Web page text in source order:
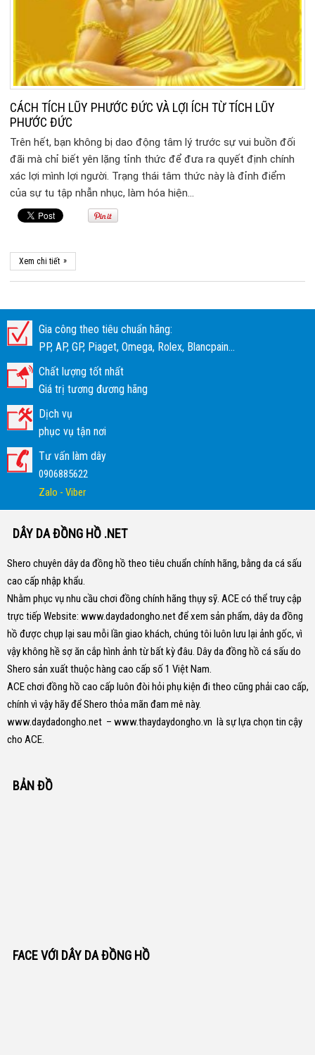
CÁCH TÍCH LŨY PHƯỚC ĐỨC VÀ LỢI ÍCH TỪ TÍCH LŨY
PHƯỚC ĐỨC
Trên hết, bạn không bị dao động tâm lý trước sự vui buồn đối
đãi mà chỉ biết yên lặng tỉnh thức để đưa ra quyết định chính
xác lợi mình lợi người. Trạng thái tâm thức này là đỉnh điểm
của sự tu tập nhẫn nhục, làm hóa hiện…
Xem chi tiết »
Gia công theo tiêu chuẩn hãng:
PP, AP, GP, Piaget, Omega, Rolex, Blancpain...
Chất lượng tốt nhất
Giá trị tương đương hãng
Dịch vụ
phục vụ tận nơi
Tư vấn làm dây
0906885622
Zalo - Viber
DÂY DA ĐỒNG HỒ .NET
Shero chuyên dây da đồng hồ theo tiêu chuẩn chính hãng, bằng da cá sấu
cao cấp nhập khẩu.
Nhằm phục vụ nhu cầu chơi đồng chính hãng thụy sỹ. ACE có thể truy cập
trực tiếp Website: www.daydadongho.netđể xem sản phẩm, dây da đồng
hồ được chụp lại sau mỗi lần giao khách, chúng tôi luôn lưu lại ảnh gốc, vì
vậy không hề sợ ăn cắp hình ảnh từ bất kỳ đâu. Dây da đồng hồ cá sấu do
Shero sản xuất thuộc hàng cao cấp số 1 Việt Nam.
ACE chơi đồng hồ cao cấp luôn đòi hỏi phụ kiện đi theo cũng phải cao cấp,
chính vì vậy hãy để Shero thỏa mãn đam mê này.
www.daydadongho.net – www.thaydaydongho.vn là sự lựa chọn tin cậy
cho ACE.
BẢN ĐỒ
FACE VỚI DÂY DA ĐỒNG HỒ